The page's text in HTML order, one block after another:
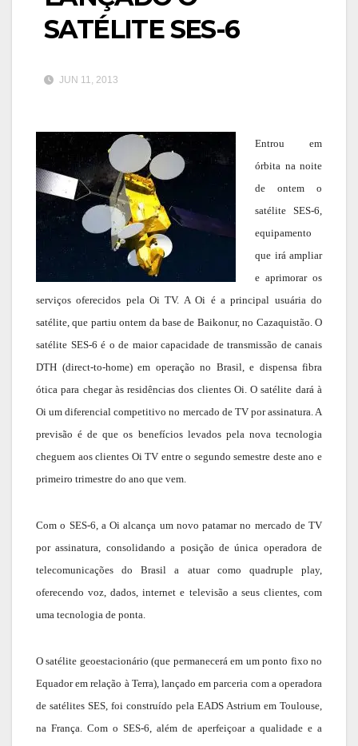
SATÉLITE SES-6
JUN 11, 2013
Entrou em
órbita na noite
de ontem o
satélite SES-6,
equipamento
que irá ampliar
e aprimorar os
serviços oferecidos pela Oi TV. A Oi é a principal usuária do
satélite, que partiu ontem da base de Baikonur, no Cazaquistão. O
satélite SES-6 é o de maior capacidade de transmissão de canais
DTH (direct-to-home) em operação no Brasil, e dispensa fibra
ótica para chegar às residências dos clientes Oi. O satélite dará à
Oi um diferencial competitivo no mercado de TV por assinatura. A
previsão é de que os benefícios levados pela nova tecnologia
cheguem aos clientes Oi TV entre o segundo semestre deste ano e
primeiro trimestre do ano que vem.
Com o SES-6, a Oi alcança um novo patamar no mercado de TV
por assinatura, consolidando a posição de única operadora de
telecomunicações do Brasil a atuar como quadruple play,
oferecendo voz, dados, internet e televisão a seus clientes, com
uma tecnologia de ponta.
O satélite geoestacionário (que permanecerá em um ponto fixo no
Equador em relação à Terra), lançado em parceria com a operadora
de satélites SES, foi construído pela EADS Astrium em Toulouse,
na França. Com o SES-6, além de aperfeiçoar a qualidade e a